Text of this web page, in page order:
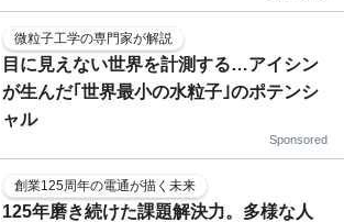
微粒子工学の専門家が解説
目に見えない世界を計測する…アイシン
が生んだ｢世界最小の水粒子｣のポテンシ
ャル
Sponsored
創業125周年の電通が描く未来
125年磨き続けた課題解決力。多様な人